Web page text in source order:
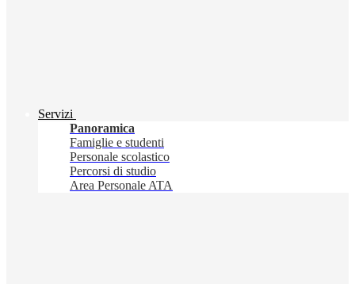
Servizi
Panoramica
Famiglie e studenti
Personale scolastico
Percorsi di studio
Area Personale ATA